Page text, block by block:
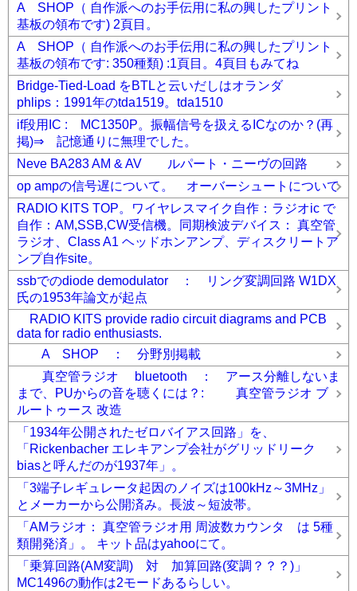
A SHOP（ 自作派へのお手伝用に私の興したプリント
基板の領布です) 2頁目。
A SHOP（ 自作派へのお手伝用に私の興したプリント
基板の領布です: 350種類) :1頁目。4頁目もみてね
Bridge-Tied-Load をBTLと云いだしはオランダ
phlips：1991年のtda1519。tda1510
if段用IC : MC1350P。振幅信号を扱えるICなのか？(再
掲)⇒ 記憶通りに無理でした。
Neve BA283 AM & AV ルパート・ニーヴの回路
op ampの信号遅について。 オーバーシュートについて
RADIO KITS TOP。ワイヤレスマイク自作：ラジオic で
自作：AM,SSB,CW受信機。同期検波デバイス： 真空管
ラジオ、Class A1 ヘッドホンアンプ、ディスクリートア
ンプ自作site。
ssbでのdiode demodulator ： リング変調回路 W1DX
氏の1953年論文が起点
RADIO KITS provide radio circuit diagrams and PCB
data for radio enthusiasts.
A SHOP ： 分野別掲載
真空管ラジオ bluetooth ： アース分離しないま
まで、PUからの音を聴くには？: 真空管ラジオ ブ
ルートゥース 改造
「1934年公開されたゼロバイアス回路」を、
「Rickenbacher エレキアンプ会社がグリッドリーク
biasと呼んだのが1937年」。
「3端子レギュレータ起因のノイズは100kHz～3MHz」
とメーカーから公開済み。長波～短波帯。
「AMラジオ： 真空管ラジオ用 周波数カウンタ は 5種
類開発済」。 キット品はyahooにて。
「乗算回路(AM変調) 対 加算回路(変調？？？)」
MC1496の動作は2モードあるらしい。